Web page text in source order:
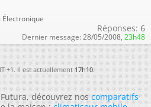
Réponses: 6
Dernier message: 28/05/2008, 23h48
+1. Il est actuellement17h10.
découvrez noscomparatifs